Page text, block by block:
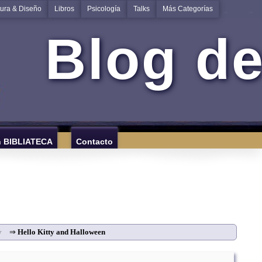
& Diseño Libros Psicología Talks Más Categorías
Blog
BIBLIATECA Contacto
⇒ Hello Kitty and Halloween